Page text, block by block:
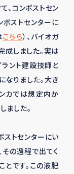
、コンポストセン
ストセンターに
こちら）、バイオガ
成しました。実は
ント建設技師と
りました。大き
カでは想定内か
ました。
ストセンターにい
の過程で出てく
です。この液肥